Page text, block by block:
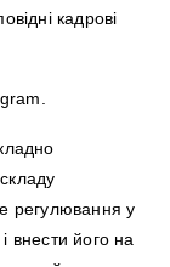
кадрові
регулювання у
внести його на